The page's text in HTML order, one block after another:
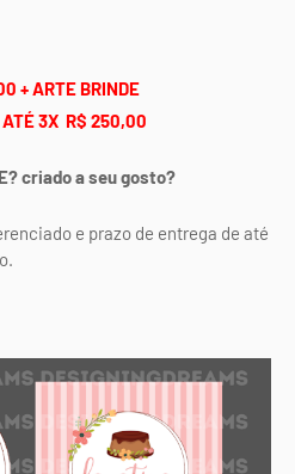
+ ARTE BRINDE
ATÉ 3X R$ 250,00
criado a seu gosto?
e prazo de entrega de até